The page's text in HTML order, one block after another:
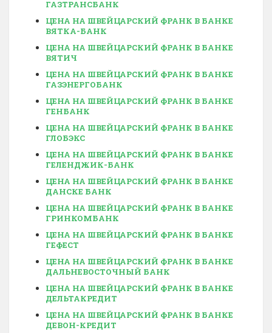
ГАЗТРАНСБАНК
ЦЕНА НА ШВЕЙЦАРСКИЙ ФРАНК В БАНКЕ
ВЯТКА-БАНК
ЦЕНА НА ШВЕЙЦАРСКИЙ ФРАНК В БАНКЕ
ВЯТИЧ
ЦЕНА НА ШВЕЙЦАРСКИЙ ФРАНК В БАНКЕ
ГАЗЭНЕРГОБАНК
ЦЕНА НА ШВЕЙЦАРСКИЙ ФРАНК В БАНКЕ
ГЕНБАНК
ЦЕНА НА ШВЕЙЦАРСКИЙ ФРАНК В БАНКЕ
ГЛОБЭКС
ЦЕНА НА ШВЕЙЦАРСКИЙ ФРАНК В БАНКЕ
ГЕЛЕНДЖИК-БАНК
ЦЕНА НА ШВЕЙЦАРСКИЙ ФРАНК В БАНКЕ
ДАНСКЕ БАНК
ЦЕНА НА ШВЕЙЦАРСКИЙ ФРАНК В БАНКЕ
ГРИНКОМБАНК
ЦЕНА НА ШВЕЙЦАРСКИЙ ФРАНК В БАНКЕ
ГЕФЕСТ
ЦЕНА НА ШВЕЙЦАРСКИЙ ФРАНК В БАНКЕ
ДАЛЬНЕВОСТОЧНЫЙ БАНК
ЦЕНА НА ШВЕЙЦАРСКИЙ ФРАНК В БАНКЕ
ДЕЛЬТАКРЕДИТ
ЦЕНА НА ШВЕЙЦАРСКИЙ ФРАНК В БАНКЕ
ДЕВОН-КРЕДИТ